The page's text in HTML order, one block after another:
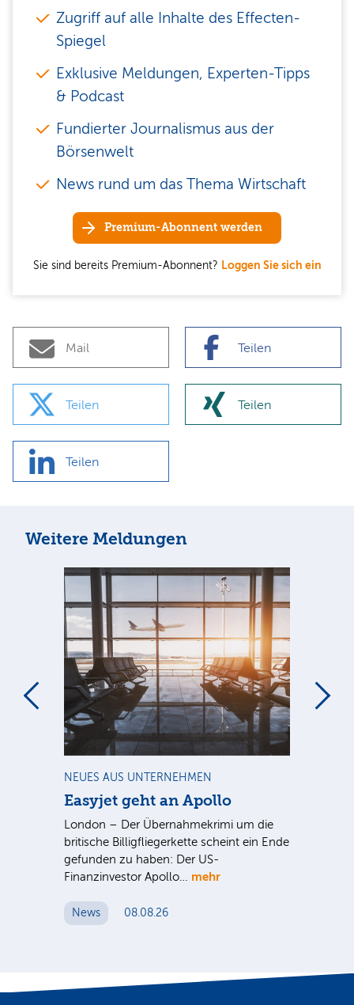
Zugriff auf alle Inhalte des Effecten-
Spiegel
Exklusive Meldungen, Experten-Tipps
& Podcast
Fundierter Journalismus aus der
Börsenwelt
News rund um das Thema Wirtschaft
Premium-Abonnent werden
Sie sind bereits Premium-Abonnent? Loggen Sie sich ein
Mail Teilen
Teilen Teilen
Teilen
Weitere Meldungen
NEUES AUS UNTERNEHMEN
Easyjet geht an Apollo
London – Der Übernahmekrimi um die
britische Billigfliegerkette scheint ein Ende
gefunden zu haben: Der US-
Finanzinvestor Apollo… mehr
News 08.08.26